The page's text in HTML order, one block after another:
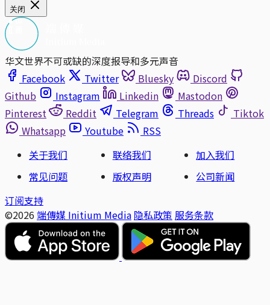
关闭
华文世界不可或缺的深度报导和多元声音
Facebook
Twitter Bluesky
Discord
Github
Instagram Linkedin
Mastodon
Pinterest
Reddit Telegram Threads
Tiktok
Whatsapp
Youtube
RSS
关于我们
联络我们
加入我们
常见问题
版权声明
公司新闻
订阅支持
©2026 端傳媒 Initium Media 隐私政策 服务条款